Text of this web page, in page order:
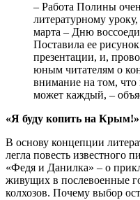
– Работа Полины
литературному
марта – Дню
Поставила ее
презентации, и,
юным читателям о
внимание на том, что
может каждый, –
«Я буду копить на Крым!»
В основу концепции
легла повесть известного
«Федя и Данилка» – о
живущих в послевоенные
колхозов. Почему выбор